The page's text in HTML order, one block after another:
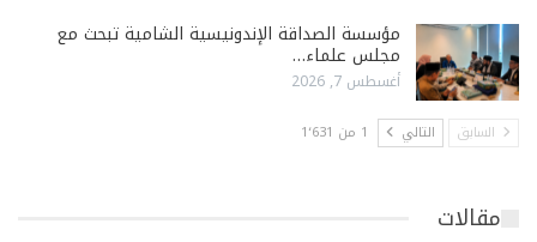
مؤسسة الصداقة الإندونيسية الشامية تبحث مع
مجلس علماء…
أغسطس 7, 2026
السابق التالي 1 من 1٬631
مقالات